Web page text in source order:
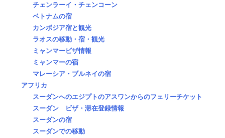
チェンラーイ・チェンコーン
ベトナムの宿
カンボジア宿と観光
ラオスの移動・宿・観光
ミャンマービザ情報
ミャンマーの宿
マレーシア・ブルネイの宿
アフリカ
スーダンへのエジプトのアスワンからのフェリーチケット
スーダン ビザ・滞在登録情報
スーダンの宿
スーダンでの移動